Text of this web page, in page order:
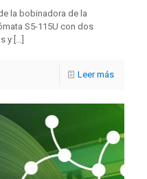
la bobinadora de la
S5-115U con dos
y […]
Leer más